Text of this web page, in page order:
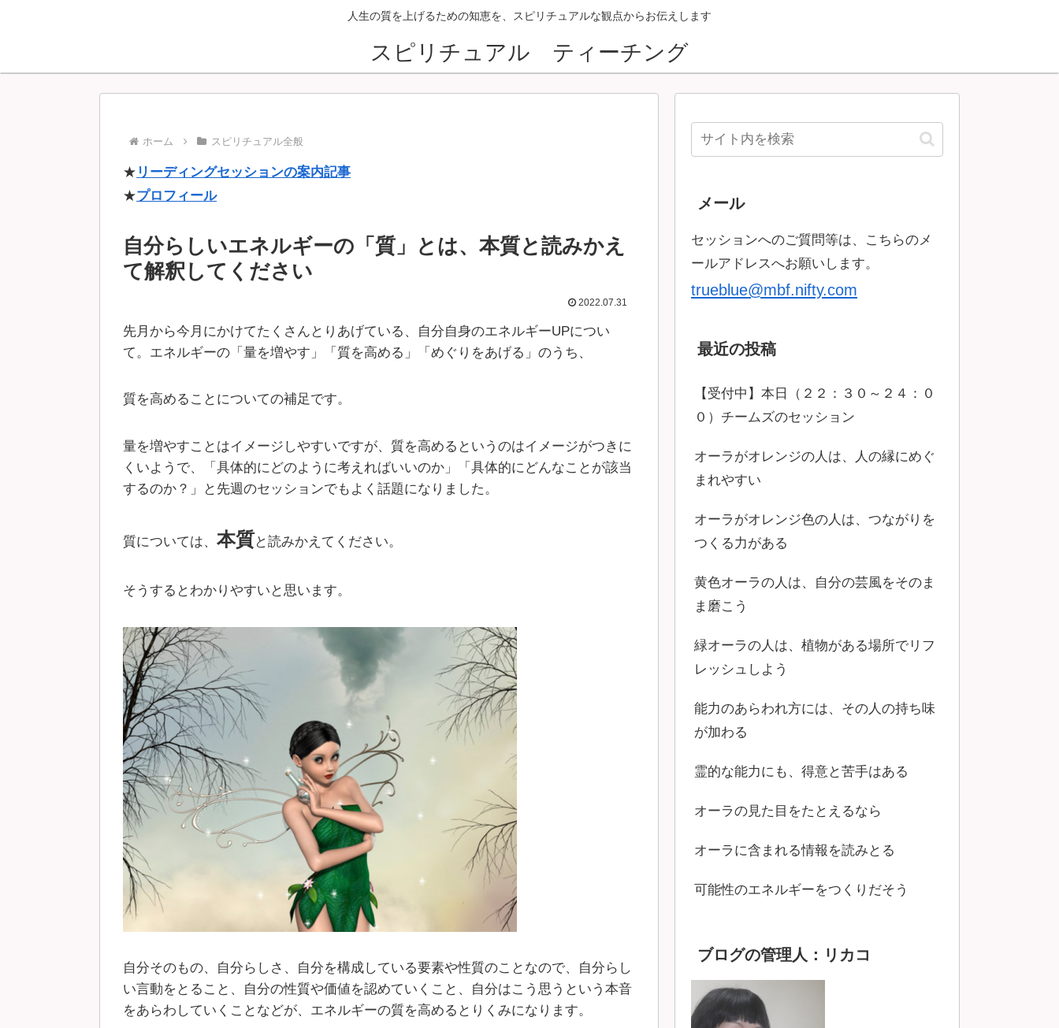
人生の質を上げるための知恵を、スピリチュアルな観点からお伝えします
スピリチュアル ティーチング
ホーム スピリチュアル全般
★ リーディングセッションの案内記事
★プロフィール
自分らしいエネルギーの「質」とは、本質と読みかえ
て解釈してください
2022.07.31
先月から今月にかけてたくさんとりあげている、自分自身のエネルギーUPについ
て。エネルギーの「量を増やす」「質を高める」「めぐりをあげる」のうち、
質を高めることについての補足です。
量を増やすことはイメージしやすいですが、質を高めるというのはイメージがつきに
くいようで、「具体的にどのように考えればいいのか」「具体的にどんなことが該当
するのか？」と先週のセッションでもよく話題になりました。
質については、 本質と読みかえてください。
そうするとわかりやすいと思います。
自分そのもの、自分らしさ、自分を構成している要素や性質のことなので、自分らし
い言動をとること、自分の性質や価値を認めていくこと、自分はこう思うという本音
をあらわしていくことなどが、エネルギーの質を高めるとりくみになります。
メール
セッションへのご質問等は、こちらのメ
ールアドレスへお願いします。
trueblue@mbf.nifty.com
最近の投稿
【受付中】本日（２２：３０～２４：０
０）チームズのセッション
オーラがオレンジの人は、人の縁にめぐ
まれやすい
オーラがオレンジ色の人は、つながりを
つくる力がある
黄色オーラの人は、自分の芸風をそのま
ま磨こう
緑オーラの人は、植物がある場所でリフ
レッシュしよう
能力のあらわれ方には、その人の持ち味
が加わる
霊的な能力にも、得意と苦手はある
オーラの見た目をたとえるなら
オーラに含まれる情報を読みとる
可能性のエネルギーをつくりだそう
ブログの管理人：リカコ